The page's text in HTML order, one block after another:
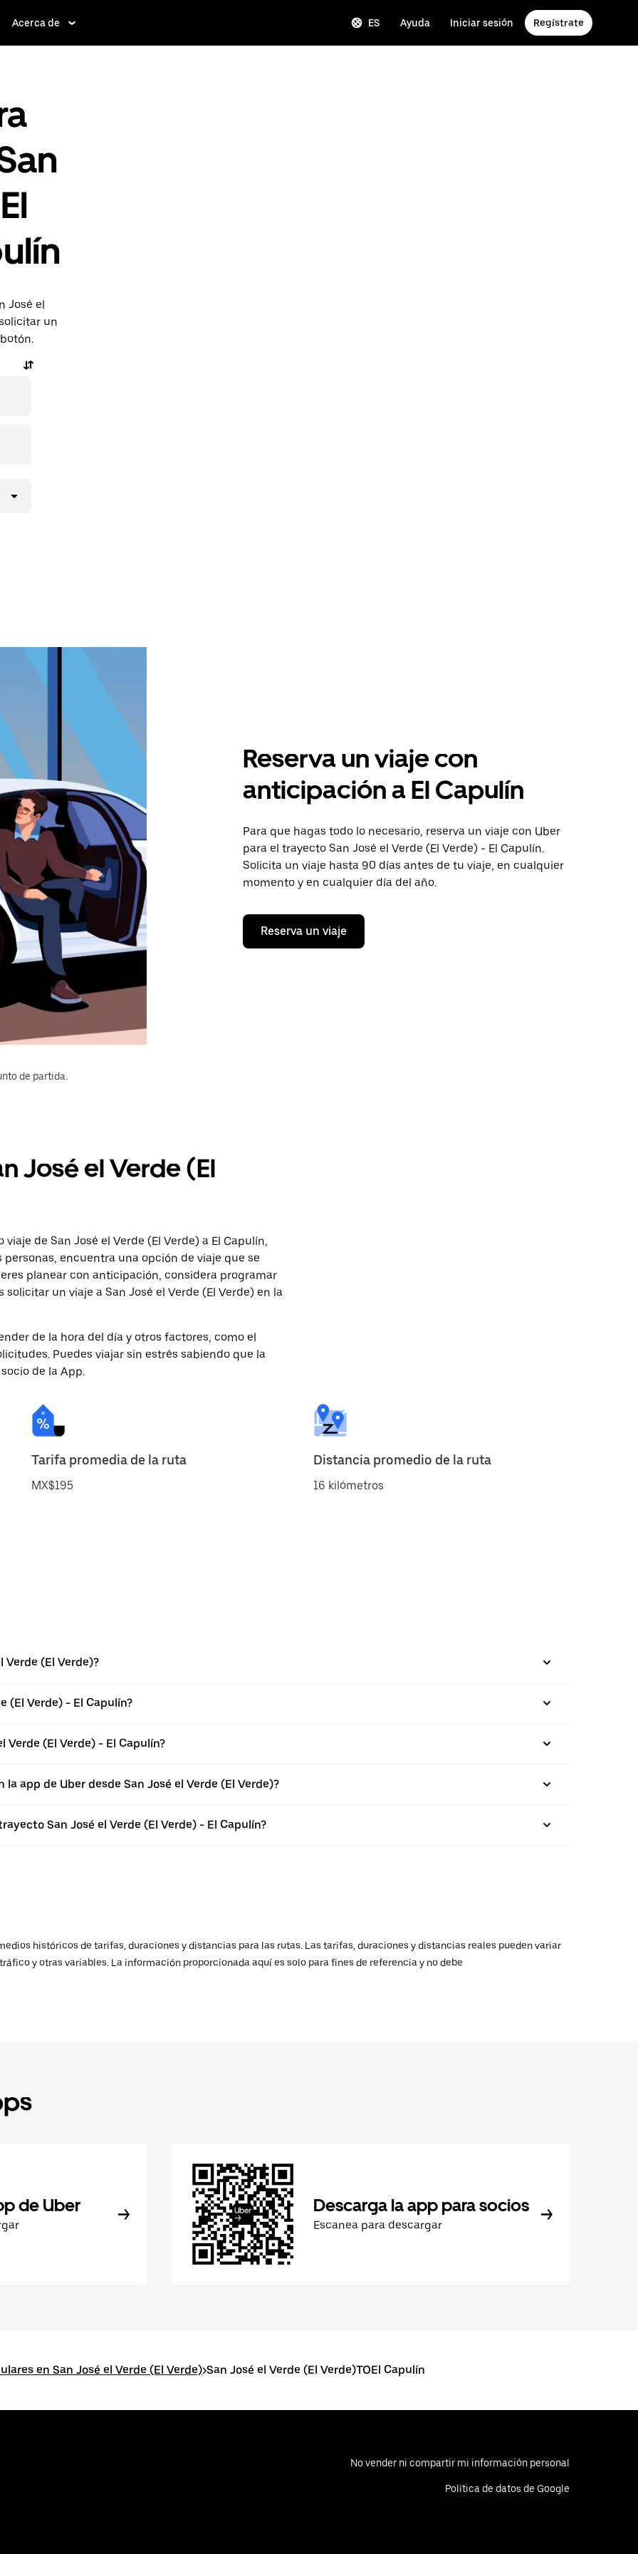
Acerca de ES Ayuda Iniciar sesión Regístrate
José el
un
Reserva un viaje con
anticipación a El Capulín
Para que hagas todo lo necesario, reserva un viaje con Uber
para el trayecto San José el Verde (El Verde) - El Capulín.
Solicita un viaje hasta 90 días antes de tu viaje, en cualquier
momento y en cualquier día del año.
Reserva un viaje
de partida.
José el Verde (El
de San José el Verde (El Verde) a El Capulín,
encuentra una opción de viaje que se
planear con anticipación, considera programar
un viaje a San José el Verde (El Verde) en la
de la hora del día y otros factores, como el
Puedes viajar sin estrés sabiendo que la
de la App.
Tarifa promedia de la ruta
MX$195
Distancia promedio de la ruta
16 kilómetros
Verde (El Verde)?
(El Verde) - El Capulín?
(El Verde) - El Capulín?
app de Uber desde San José el Verde (El Verde)?
San José el Verde (El Verde) - El Capulín?
históricos de tarifas, duraciones y distancias para las rutas. Las tarifas, duraciones y distancias reales pueden variar
y otras variables. La información proporcionada aquí es solo para fines de referencia y no debe
de Uber Descarga la app para socios
Escanea para descargar
en San José el Verde (El Verde)>San José el Verde (El Verde)TOEl Capulín
No vender ni compartir mi información personal
Política de datos de Google